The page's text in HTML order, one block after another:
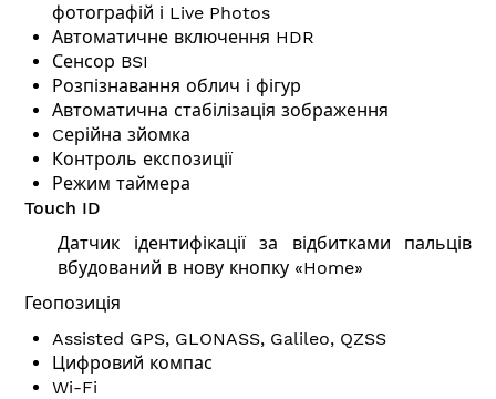
фотографій і Live Photos
Автоматичне включення HDR
Сенсор BSI
Розпізнавання облич і фігур
Автоматична стабілізація зображення
Cерійна зйомка
Контроль експозиції
Режим таймера
Touch ID
Датчик ідентифікації за відбитками пальців
вбудований в нову кнопку «Home»
Геопозиція
Assisted GPS, GLONASS, Galileo, QZSS
Цифровий компас
Wi-Fi